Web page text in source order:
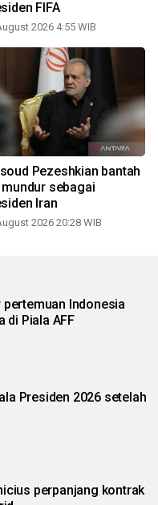
FIFA
2026 4:55 WIB
Pezeshkian bantah
sebagai
Iran
2026 20:28 WIB
Indonesia
di Piala AFF
Presiden 2026 setelah
kontrak